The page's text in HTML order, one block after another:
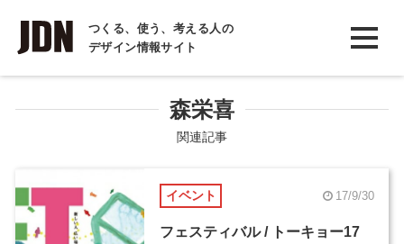
つくる、使う、考える人の
デザイン情報サイト
INTERVIEW
インタビュー
コラム
森栄喜
関連記事
イベント 17/9/30
フェスティバル / トーキョー17